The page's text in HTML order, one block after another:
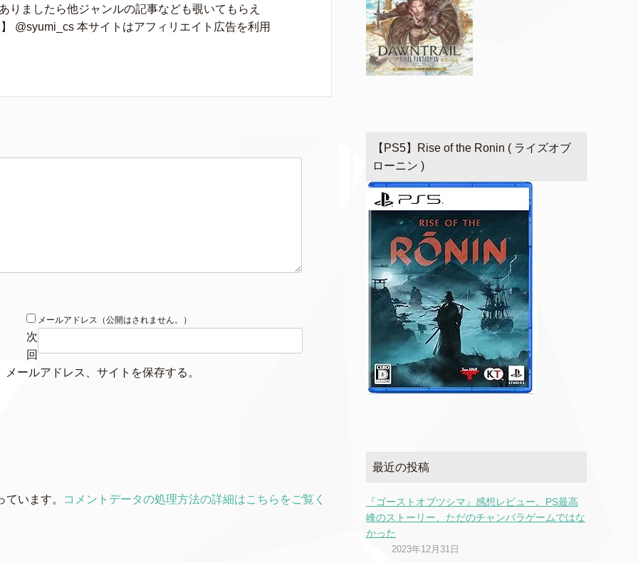
りましたら他ジャンルの記事なども覗いてもらえ
@syumi_cs 本サイトはアフィリエイト広告を利用
メールアドレス（公開はされません。）
次
回
ールアドレス、サイトを保存する。
います。 コメントデータの処理方法の詳細はこちらをご覧く
【PS5】Rise of the Ronin ( ライズオブ
ローニン )
最近の投稿
『ゴーストオブツシマ』感想レビュー。PS最高
峰のストーリー、ただのチャンバラゲームではな
かった
2023年12月31日